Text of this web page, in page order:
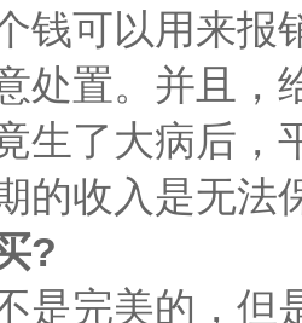
钱可以用来报
处置。并且，
生了大病后，
的收入是无法
?
是完美的，但